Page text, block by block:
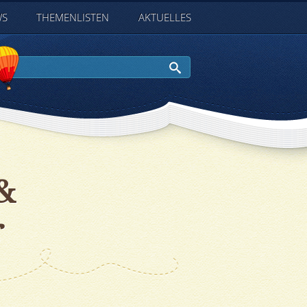
THEMENLISTEN AKTUELLES